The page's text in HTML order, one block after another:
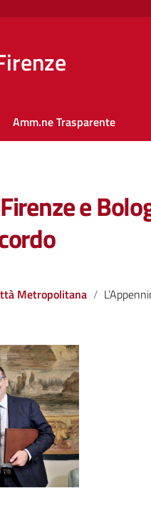
Amm.ne Trasparente
e
Metropolitana L’Appennino stavolta unisce